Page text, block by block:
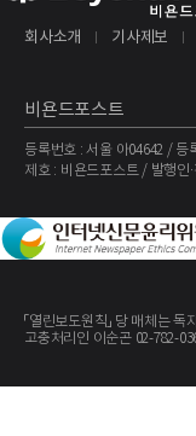
회사소개 기사제보
비욘드포스트
등록번호 : 서울 아04642 / 등
제호 : 비욘드포스트 / 발행인
Copyright ©The
「열린보도원칙」 당 매체는
고충처리인 이순곤 02-782-